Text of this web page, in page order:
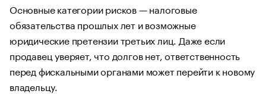
Основные категории рисков — налоговые
обязательства прошлых лет и возможные
юридические претензии третьих лиц. Даже если
продавец уверяет, что долгов нет, ответственность
перед фискальными органами может перейти к новому
владельцу.